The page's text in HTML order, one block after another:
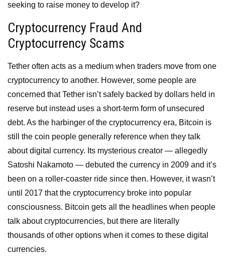
seeking to raise money to develop it?
Cryptocurrency Fraud And
Cryptocurrency Scams
Tether often acts as a medium when traders move from one
cryptocurrency to another. However, some people are
concerned that Tether isn’t safely backed by dollars held in
reserve but instead uses a short-term form of unsecured
debt. As the harbinger of the cryptocurrency era, Bitcoin is
still the coin people generally reference when they talk
about digital currency. Its mysterious creator — allegedly
Satoshi Nakamoto — debuted the currency in 2009 and it’s
been on a roller-coaster ride since then. However, it wasn’t
until 2017 that the cryptocurrency broke into popular
consciousness. Bitcoin gets all the headlines when people
talk about cryptocurrencies, but there are literally
thousands of other options when it comes to these digital
currencies.